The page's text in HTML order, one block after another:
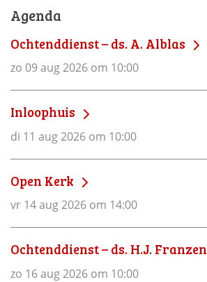
Agenda
Ochtenddienst – ds. A. Alblas
zo 09 aug 2026 om 10:00
Inloophuis
di 11 aug 2026 om 10:00
Open Kerk
vr 14 aug 2026 om 14:00
Ochtenddienst – ds. H.J. Franzen
zo 16 aug 2026 om 10:00